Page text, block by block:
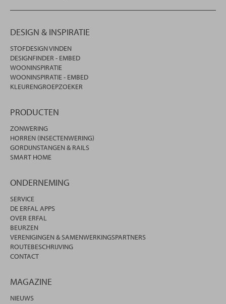
DESIGN & INSPIRATIE
STOFDESIGN VINDEN
DESIGNFINDER - EMBED
WOONINSPIRATIE
WOONINSPIRATIE - EMBED
KLEURENGROEPZOEKER
PRODUCTEN
ZONWERING
HORREN (INSECTENWERING)
GORDIJNSTANGEN & RAILS
SMART HOME
ONDERNEMING
SERVICE
DE ERFAL APPS
OVER ERFAL
BEURZEN
VERENIGINGEN & SAMENWERKINGSPARTNERS
ROUTEBESCHRIJVING
CONTACT
MAGAZINE
NIEUWS